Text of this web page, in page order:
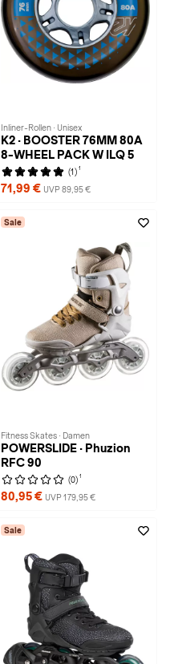
Inliner-Rollen · Unisex
K2 · BOOSTER 76MM 80A
8-WHEEL PACK W ILQ 5
(1) 1
71,99 € UVP 89,95 €
Sale
Fitness Skates · Damen
POWERSLIDE · Phuzion
RFC 90
(0) 1
80,95 € UVP 179,95 €
Sale